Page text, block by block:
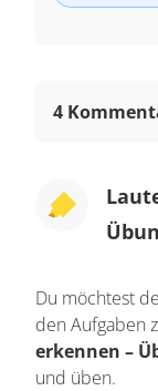
4
Du möchtest
den Aufgaben
erkennen –
und üben.